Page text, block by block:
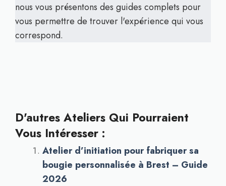
nous vous présentons des guides complets pour
vous permettre de trouver l'expérience qui vous
correspond.
D'autres Ateliers Qui Pourraient
Vous Intéresser :
Atelier d’initiation pour fabriquer sa
bougie personnalisée à Brest – Guide
2026